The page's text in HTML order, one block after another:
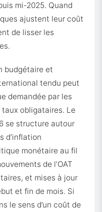
mi-2025. Quand
ajustent leur coût
de lisser les
budgétaire et
tendu peut
demandée par les
obligataires. Le
se structure autour
d’inflation
monétaire au fil
de l’OAT
et mises à jour
et fin de mois. Si
le sens d’un coût de